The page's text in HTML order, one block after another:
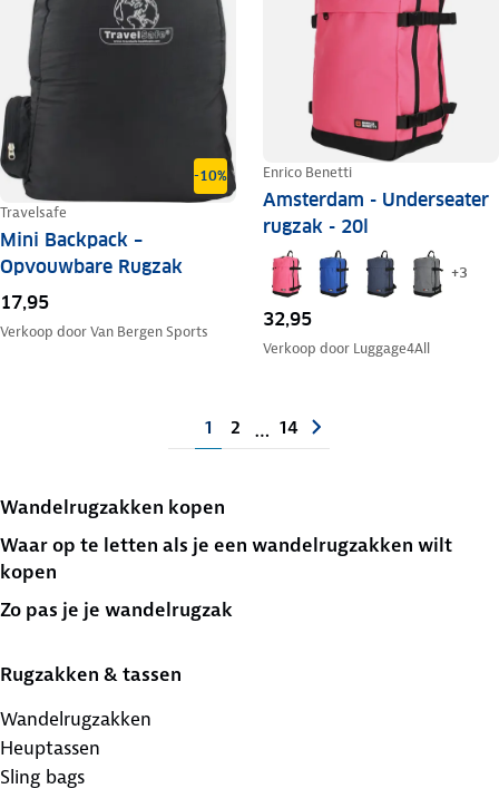
-10%
Travelsafe
Mini Backpack –
Opvouwbare Rugzak
17,95
Verkoop doorVan Bergen Sports
Enrico Benetti
Amsterdam - Underseater
rugzak - 20l
+3
32,95
Verkoop door Luggage4All
1 2 … 14
Wandelrugzakken kopen
Waar op te letten als je een wandelrugzakken wilt
kopen
Zo pas je je wandelrugzak
Rugzakken & tassen
Wandelrugzakken
Heuptassen
Sling bags